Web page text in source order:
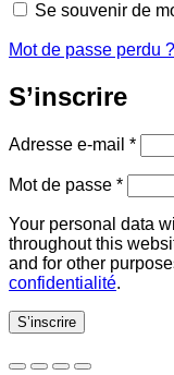
Se souvenir de
Mot de passe perdu ?
S’inscrire
Adresse e-mail *
Mot de passe *
Your personal data
throughout this
and for other
confidentialité.
S’inscrire